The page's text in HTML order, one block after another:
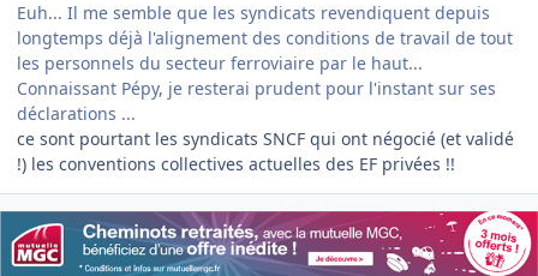
Euh... Il me semble que les syndicats revendiquent depuis
longtemps déjà l'alignement des conditions de travail de tout
les personnels du secteur ferroviaire par le haut...
Connaissant Pépy, je resterai prudent pour l'instant sur ses
déclarations ...
ce sont pourtant les syndicats SNCF qui ont négocié (et validé
!) les conventions collectives actuelles des EF privées !!